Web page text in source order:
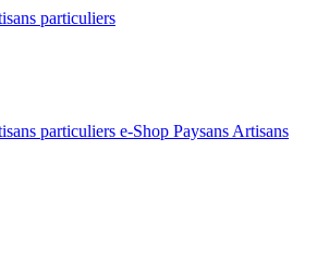
e-Shop Paysans Artisans